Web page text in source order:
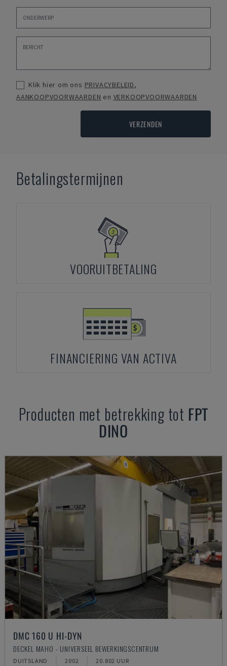
Klik hier om ons PRIVACYBELEID,
AANKOOPVOORWAARDEN en VERKOOPVOORWAARDEN
VERZENDEN
Betalingstermijnen
VOORUITBETALING
FINANCIERING VAN ACTIVA
Producten met betrekking tot FPT
DINO
DMC 160 U HI-DYN
DECKEL MAHO - UNIVERSEEL BEWERKINGSCENTRUM
DUITSLAND 2002 20.802 UUR